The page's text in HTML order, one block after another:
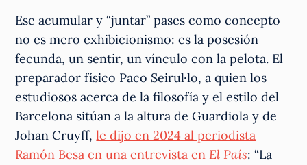
Ese acumular y “juntar” pases como concepto
no es mero exhibicionismo: es la posesión
fecunda, un sentir, un vínculo con la pelota. El
preparador físico Paco Seirul·lo, a quien los
estudiosos acerca de la filosofía y el estilo del
Barcelona sitúan a la altura de Guardiola y de
Johan Cruyff,le dijo en 2024 al periodista
Ramón Besa en una entrevista enEl País: “La